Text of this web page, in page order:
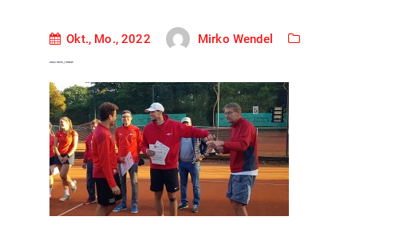
Okt., Mo., 2022 Mirko Wendel
20220925_181045